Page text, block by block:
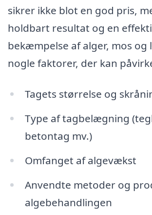
sikrer ikke blot en god pris,
holdbart resultat og en
bekæmpelse af alger, mos og
nogle faktorer, der kan
Tagets størrelse og
Type af tagbelægning
betontag mv.)
Omfanget af algevækst
Anvendte metoder og
algebehandlingen